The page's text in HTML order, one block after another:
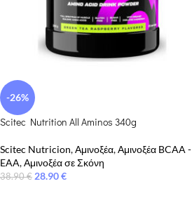
-26%
Scitec Nutrition All Aminos 340g
Scitec Nutricion,Αμινοξέα,Αμινοξέα BCAA -
EAA,Αμινοξέα σε Σκόνη
38.90€ 28.90€